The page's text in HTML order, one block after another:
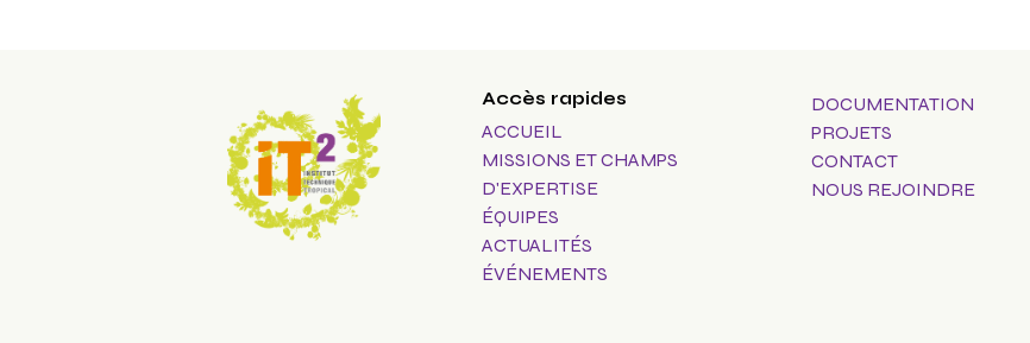
Accès rapides
ACCUEIL
MISSIONS ET CHAMPS
D'EXPERTISE
ÉQUIPES
ACTUALITÉS
ÉVÉNEMENTS
DOCUMENTATION
PROJETS
CONTACT
NOUS REJOINDRE